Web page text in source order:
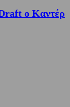
ο Καντέρ